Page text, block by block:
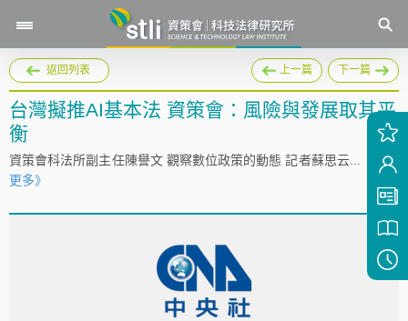
返回列表 上一篇 下一篇
台灣擬推AI基本法 資策會：風險與發展取其平
衡
資策會科法所副主任陳譽文 觀察數位政策的動態 記者蘇思云...
《閱讀
更多》